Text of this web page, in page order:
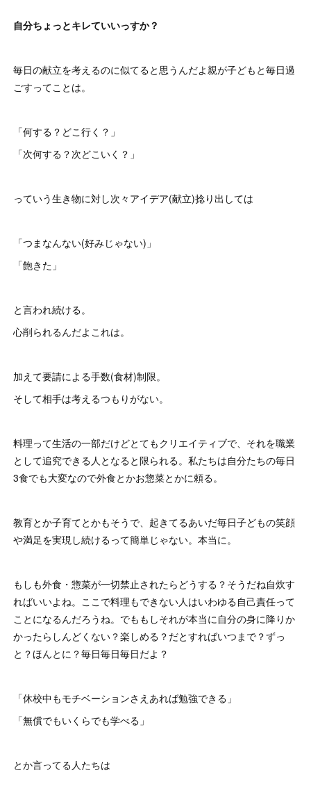
自分ちょっとキレていいっすか？
毎日の献立を考えるのに似てると思うんだよ親が子どもと毎日過
ごすってことは。
「何する？どこ行く？」
「次何する？次どこいく？」
っていう生き物に対し次々アイデア(献立)捻り出しては
「つまなんない(好みじゃない)」
「飽きた」
と言われ続ける。
心削られるんだよこれは。
加えて要請による手数(食材)制限。
そして相手は考えるつもりがない。
料理って生活の一部だけどとてもクリエイティブで、それを職業
として追究できる人となると限られる。私たちは自分たちの毎日
3食でも大変なので外食とかお惣菜とかに頼る。
教育とか子育てとかもそうで、起きてるあいだ毎日子どもの笑顔
や満足を実現し続けるって簡単じゃない。本当に。
もしも外食・惣菜が一切禁止されたらどうする？そうだね自炊す
ればいいよね。ここで料理もできない人はいわゆる自己責任って
ことになるんだろうね。でももしそれが本当に自分の身に降りか
かったらしんどくない？楽しめる？だとすればいつまで？ずっ
と？ほんとに？毎日毎日毎日だよ？
「休校中もモチベーションさえあれば勉強できる」
「無償でもいくらでも学べる」
とか言ってる人たちは